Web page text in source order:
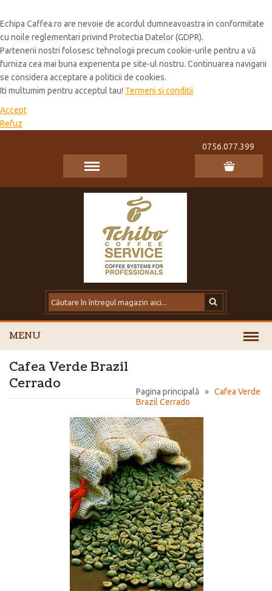
Echipa Caffea.ro are nevoie de acordul dumneavoastra in conformitate
cu noile reglementari privind Protectia Datelor (GDPR).
Partenerii nostri folosesc tehnologii precum cookie-urile pentru a vă
furniza cea mai buna experienta pe site-ul nostru. Continuarea navigarii
se considera acceptare a politicii de cookies.
Iti multumim pentru acceptul tau! Termeni si conditii
Accept
Refuz
0756.077.399
MENU
Pagina principală » Cafea Verde
Brazil Cerrado
Cafea Verde Brazil
Cerrado